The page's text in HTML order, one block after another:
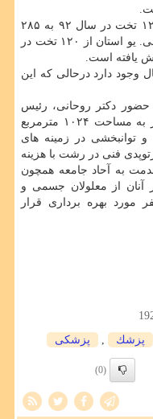
تعداد تخت های آی. سی. یو استان از ۱۲۳ تخت در سال ۹۲ به ۲۸۵
تخت تا امسال و تعداد تخت های سی. سی. یو استان از ۱۲۰ تخت در
گیلان ۳۸۵۵ تخت فعال وجود دارد درحالی که این
حضور دکتر روحانی، رئیس
جمهور مرکز جامع توانبخشی هلال احمر به مساحت ۱۰۲۴ مترمربع
و توانبخشی در زمینه های
فنی در رشت با هزینه
خدمت به آحاد جامعه همچون
استان که ۱۸ هزار نفر آنان از معلولان جسمی و
بوده با اشتغالزایی برای ۴۰ نفر مورد بهره برداری قرار
پزشك پزشكی
(0)